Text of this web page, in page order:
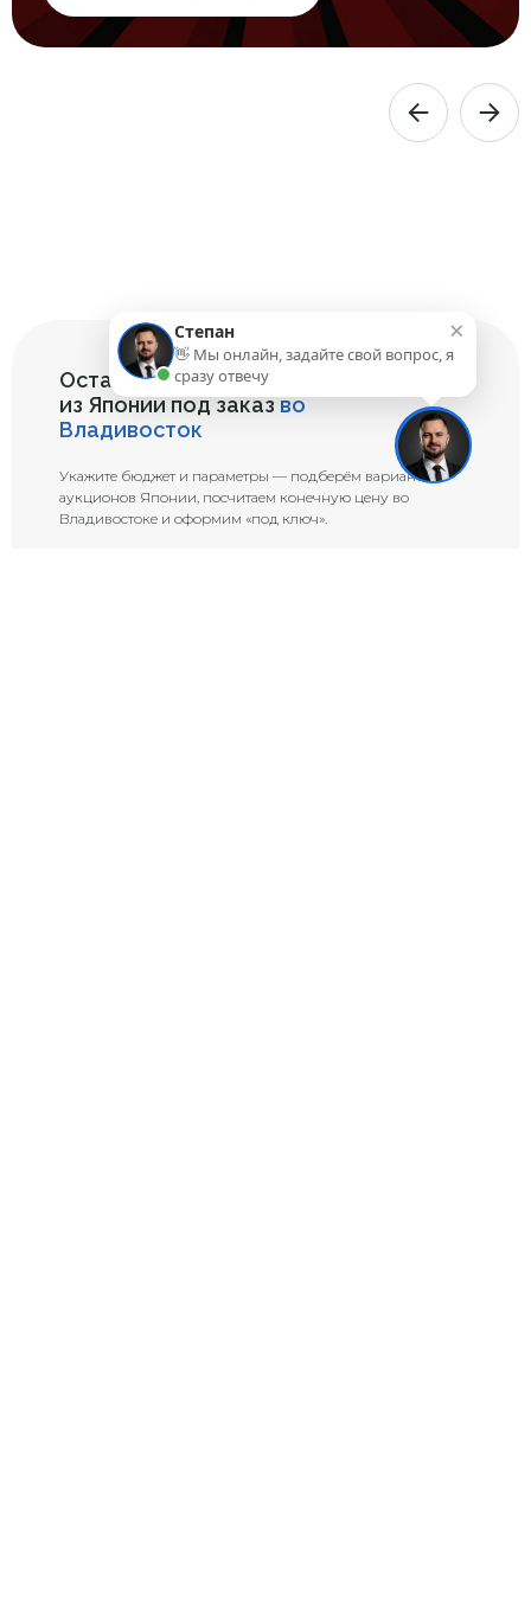
Оставьте заявку на подбор авто
из Японии под заказво
Владивосток
Укажите бюджет и параметры — подберём варианты с
аукционов Японии, посчитаем конечную цену во
Владивостоке и оформим «под ключ».
×
Степан
👋 Мы онлайн, задайте свой вопрос, я
сразу отвечу